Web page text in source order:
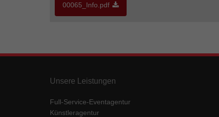
00065_Info.pdf
Unsere Leistungen
Full-Service-Eventagentur
Künstleragentur